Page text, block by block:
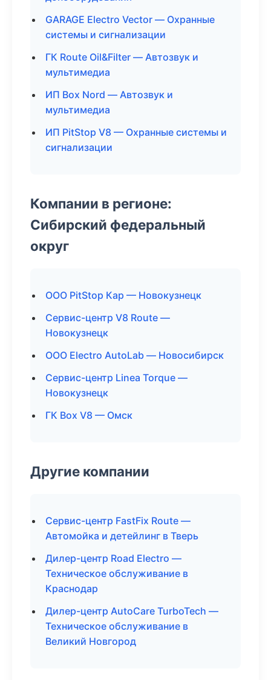
GARAGE Electro Vector — Охранные
системы и сигнализации
ГК Route Oil&Filter — Автозвук и
мультимедиа
ИП Box Nord — Автозвук и
мультимедиа
ИП PitStop V8 — Охранные системы и
сигнализации
Компании в регионе:
Сибирский федеральный
округ
ООО PitStop Кар — Новокузнецк
Сервис-центр V8 Route —
Новокузнецк
ООО Electro AutoLab — Новосибирск
Сервис-центр Linea Torque —
Новокузнецк
ГК Box V8 — Омск
Другие компании
Сервис-центр FastFix Route —
Автомойка и детейлинг в Тверь
Дилер-центр Road Electro —
Техническое обслуживание в
Краснодар
Дилер-центр AutoCare TurboTech —
Техническое обслуживание в
Великий Новгород